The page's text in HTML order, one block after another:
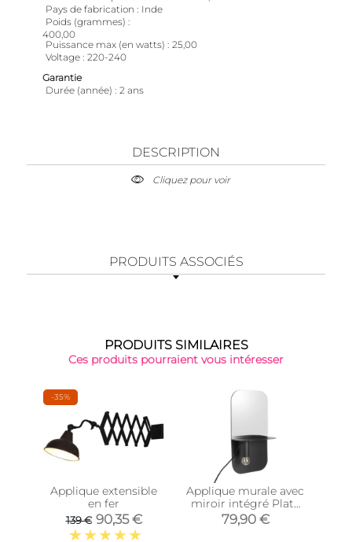
Pays de fabrication
Inde
Poids (grammes)
400,00
Puissance max (en watts)
25,00
Voltage 220-240
Garantie
Durée (année)
2 ans
DESCRIPTION
Cliquez pour voir
PRODUITS ASSOCIÉS
PRODUITS SIMILAIRES
Ces produits pourraient vous intéresser
-35%
Applique extensible
en fer
139 € 90,35 €
Applique murale avec
miroir intégré Plate
(Noir)
79,90 €